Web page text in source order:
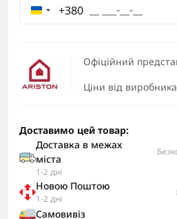
Офіційний
Ціни від
+380
Доставимо цей товар:
Доставка в межах
міста
1-2 дні
Новою Поштою
1-2 дні
Самовивіз